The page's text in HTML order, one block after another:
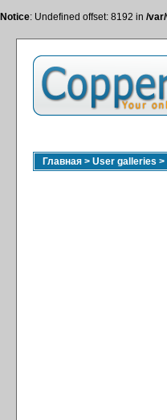
Notice: Undefined offset: 8192 in /
Главная > User galleries >